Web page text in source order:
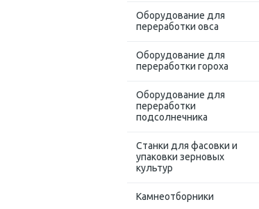
Оборудование для
переработки овса
Оборудование для
переработки гороха
Оборудование для
переработки
подсолнечника
Станки для фасовки и
упаковки зерновых
культур
Камнеотборники